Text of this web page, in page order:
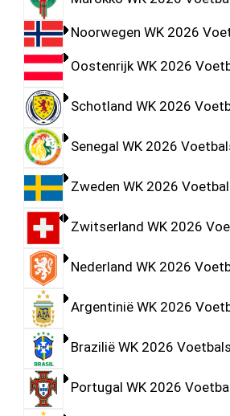
Noorwegen WK 2026
Oostenrijk WK 2026
Schotland WK 2026
Senegal WK 2026
Zweden WK 2026
Zwitserland WK 2026
Nederland WK 2026
Argentinië WK 2026
Brazilië WK 2026
Portugal WK 2026